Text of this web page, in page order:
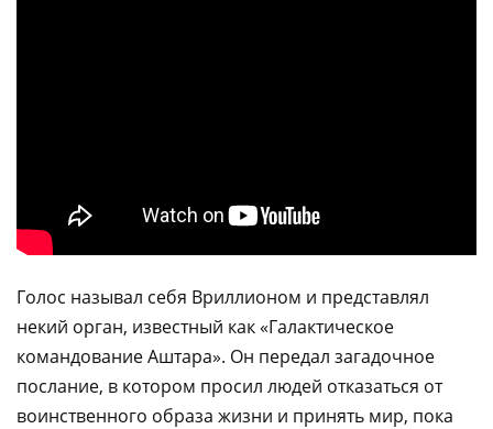
Голос называл себя Вриллионом и представлял
некий орган, известный как «Галактическое
командование Аштара». Он передал загадочное
послание, в котором просил людей отказаться от
воинственного образа жизни и принять мир, пока